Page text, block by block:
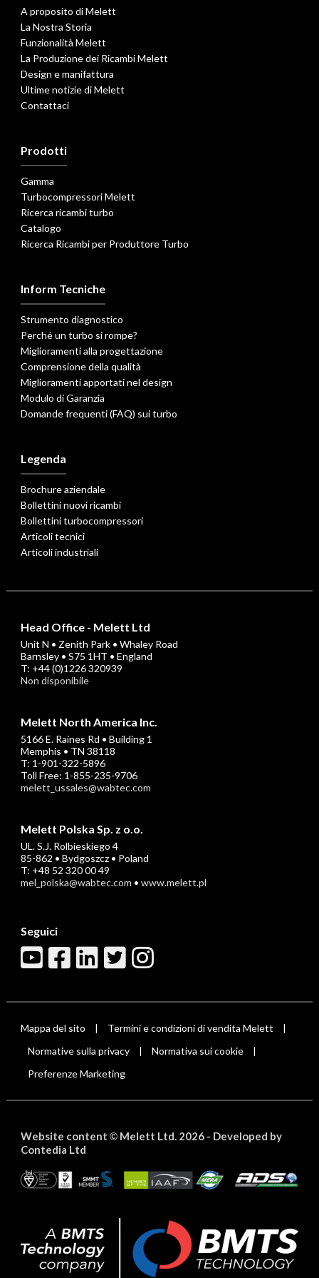
A proposito di Melett
La Nostra Storia
Funzionalità Melett
La Produzione dei Ricambi Melett
Design e manifattura
Ultime notizie di Melett
Contattaci
Prodotti
Gamma
Turbocompressori Melett
Ricerca ricambi turbo
Catalogo
Ricerca Ricambi per Produttore Turbo
Inform Tecniche
Strumento diagnostico
Perché un turbo si rompe?
Miglioramenti alla progettazione
Comprensione della qualità
Miglioramenti apportati nel design
Modulo di Garanzia
Domande frequenti (FAQ) sui turbo
Legenda
Brochure aziendale
Bollettini nuovi ricambi
Bollettini turbocompressori
Articoli tecnici
Articoli industriali
Head Office - Melett Ltd
Unit N • Zenith Park • Whaley Road
Barnsley • S75 1HT • England
T: +44 (0)1226 320939
Non disponibile
Melett North America Inc.
5166 E. Raines Rd • Building 1
Memphis • TN 38118
T: 1-901-322-5896
Toll Free: 1-855-235-9706
melett_ussales@wabtec.com
Melett Polska Sp. z o.o.
UL. S.J. Rolbieskiego 4
85-862 • Bydgoszcz • Poland
T: +48 52 320 00 49
mel_polska@wabtec.com • www.melett.pl
Seguici
Mappa del sito Termini e condizioni di vendita Melett
Normative sulla privacy Normativa sui cookie
Preferenze Marketing
Website content ©Melett Ltd. 2026 - Developed by
Contedia Ltd